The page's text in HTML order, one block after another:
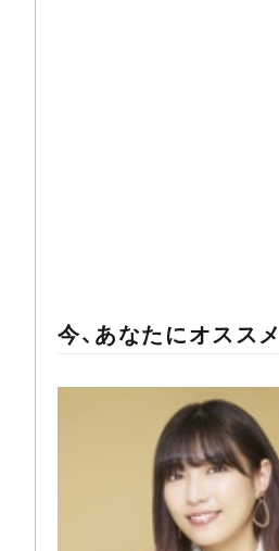
今、あなたにオススメ